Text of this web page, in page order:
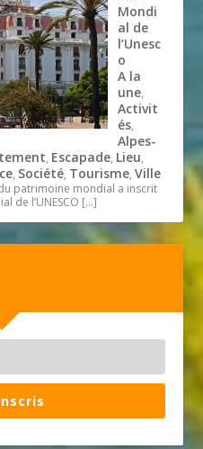
Mondi
al de
l’Unesc
o
A la
une,
Activit
és,
Alpes-
, Escapade, Lieu,
, Société, Tourisme,Ville
patrimoine mondial a inscrit
de l’UNESCO […]